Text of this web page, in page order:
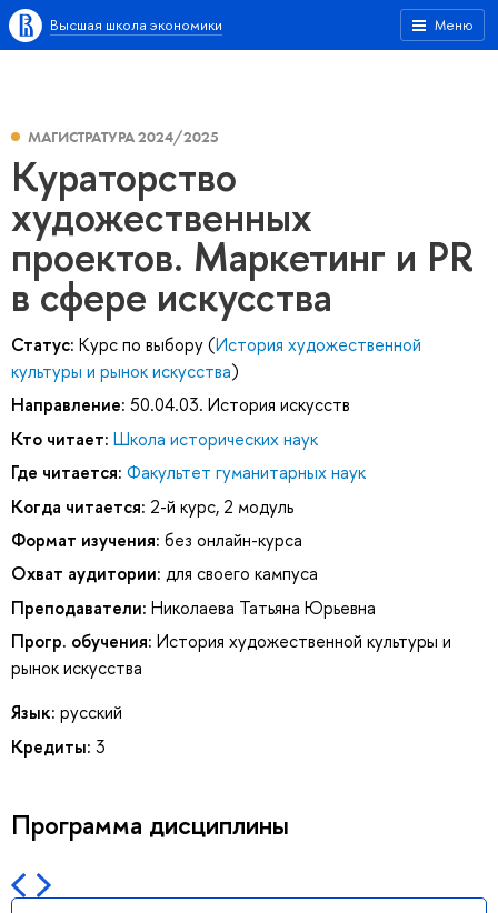
Меню
Высшая школа экономики
МАГИСТРАТУРА 2024/2025
Кураторство
художественных
проектов. Маркетинг и PR
в сфере искусства
Статус: Курс по выбору (История художественной
культуры и рынок искусства)
Направление: 50.04.03. История искусств
Кто читает: Школа исторических наук
Где читается: Факультет гуманитарных наук
Когда читается: 2-й курс, 2 модуль
Формат изучения: без онлайн-курса
Охват аудитории: для своего кампуса
Преподаватели: Николаева Татьяна Юрьевна
Прогр. обучения: История художественной культуры и
рынок искусства
Язык: русский
Кредиты: 3
Программа дисциплины